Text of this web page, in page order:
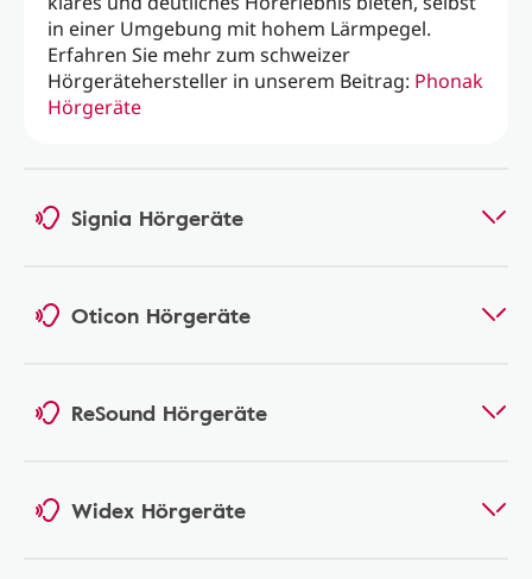
in einer Umgebung mit hohem Lärmpegel.
Erfahren Sie mehr zum schweizer
Hörgerätehersteller in unserem Beitrag: Phonak
Hörgeräte
Signia Hörgeräte
Oticon Hörgeräte
ReSound Hörgeräte
Widex Hörgeräte